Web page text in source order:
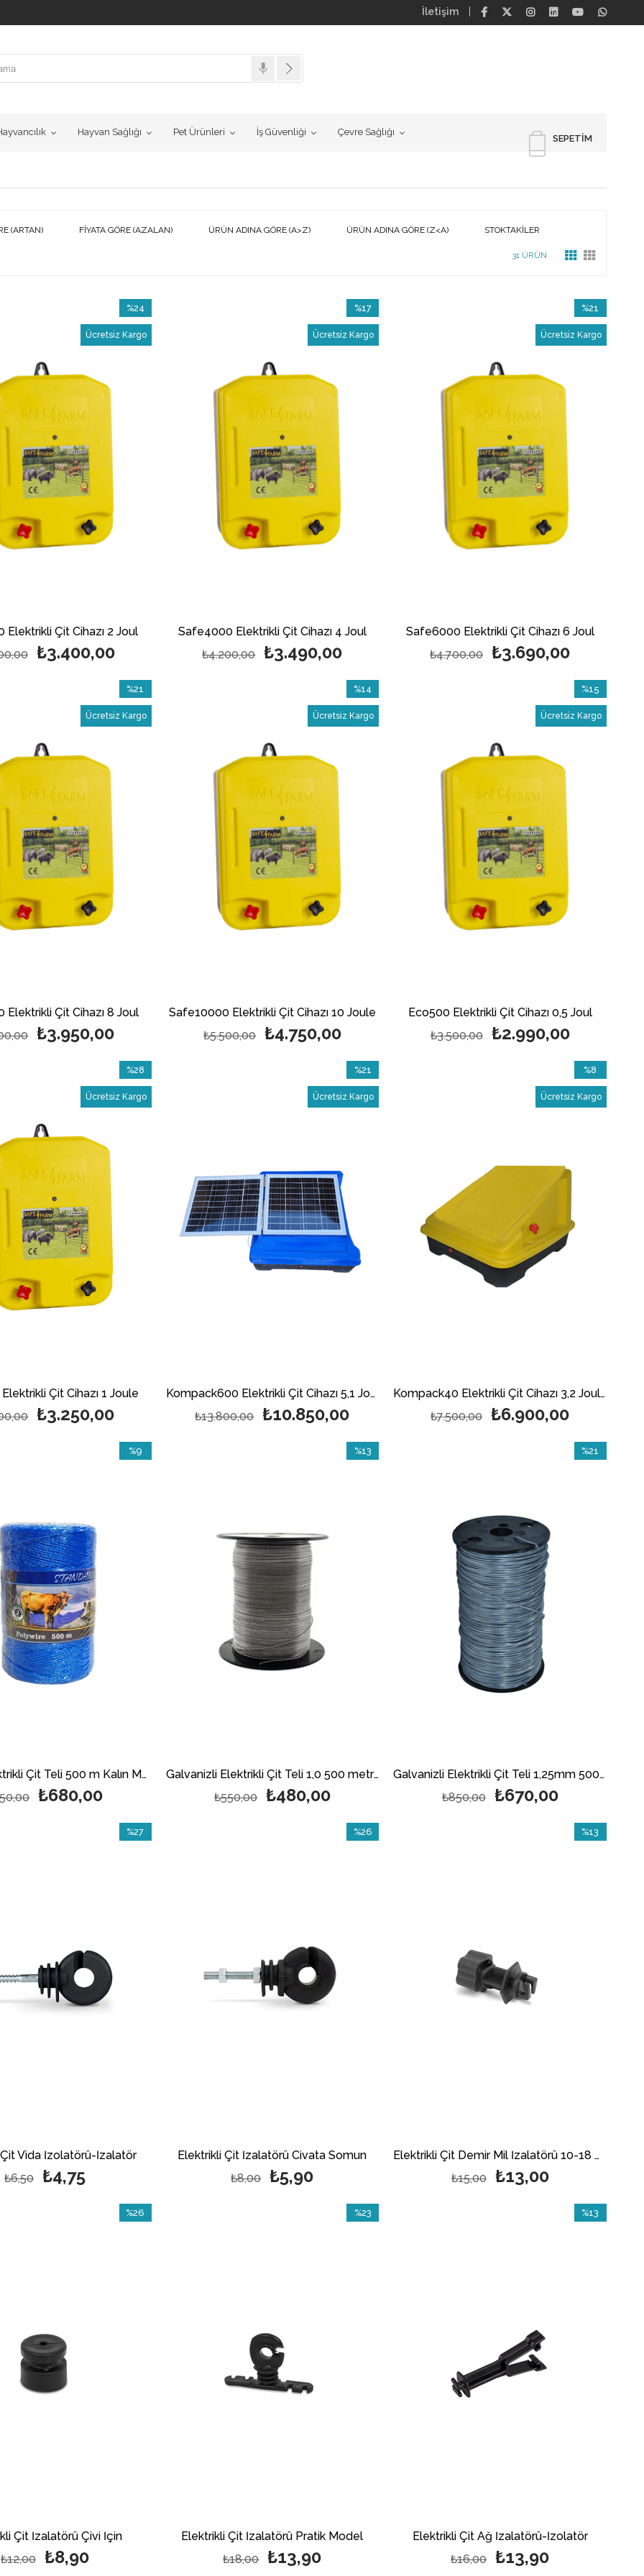
İletişim
SEPETIM
Hayvan Sağlığı Pet Ürünleri İş Güvenliği Çevre Sağlığı
(ARTAN) FIYATA GÖRE (AZALAN) ÜRÜN ADINA GÖRE (A>Z) ÜRÜN ADINA GÖRE (Z<A) STOKTAKILER
31 ÜRÜN
Elektrikli Çit Cihazı 2 Joul
₺3.400,00
%24
İndirim
%24İndirim
Ücretsiz Kargo
Safe4000 Elektrikli Çit Cihazı 4 Joul
₺3.490,00
₺4.200,00
%17
İndirim
%17İndirim
Ücretsiz Kargo
Safe6000 Elektrikli Çit Cihazı 6 Joul
₺3.690,00
₺4.700,00
%21
İndirim
%21İndirim
Ücretsiz Kargo
Elektrikli Çit Cihazı 8 Joul
₺3.950,00
%21
İndirim
%21İndirim
Ücretsiz Kargo
Safe10000 Elektrikli Çit Cihazı 10 Joule
₺4.750,00
₺5.500,00
%14
İndirim
%14İndirim
Ücretsiz Kargo
Eco500 Elektrikli Çit Cihazı 0,5 Joul
₺2.990,00
₺3.500,00
%15
İndirim
%15İndirim
Ücretsiz Kargo
Çit Cihazı 1 Joule
₺3.250,00
%28
İndirim
%28İndirim
Ücretsiz Kargo
Kompack600 Elektrikli Çit Cihazı 5,1 Joul
₺10.850,00
₺13.800,00
%21
İndirim
%21İndirim
Ücretsiz Kargo
Kompack40 Elektrikli Çit Cihazı 3,2 Joule Panelsiz
₺6.900,00
₺7.500,00
%8
İndirim
%8İndirim
Ücretsiz Kargo
Misinalı Elektrikli Çit Teli 500 m Kalın Mavi
₺680,00
%9
Galvanizli Elektrikli Çit Teli 1,0 500 metre
₺480,00
₺550,00
%13
Galvanizli Elektrikli Çit Teli 1,25mm 500 metre
₺670,00
₺850,00
%21
Vida İzolatörü-İzalatör
₺4,75
₺6,50
%27
Elektrikli Çit İzalatörü Civata Somun
₺5,90
₺8,00
%26
Elektrikli Çit Demir Mil İzalatörü 10-18 mm Çapında
₺13,00
₺15,00
%13
Çit İzalatörü Çivi İçin
₺8,90
₺12,00
%26
Elektrikli Çit İzalatörü Pratik Model
₺13,90
₺18,00
%23
Elektrikli Çit Ağ İzalatörü-İzolatör
₺13,90
₺16,00
%13